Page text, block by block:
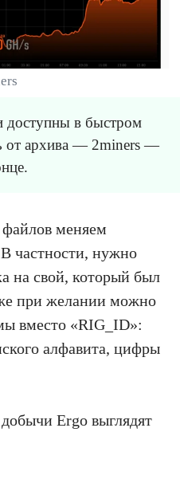
доступны в быстром
от архива — 2miners —
меняем
частности, нужно
на свой, который был
при желании можно
вместо «RIG_ID»:
алфавита, цифры
Ergo выглядят